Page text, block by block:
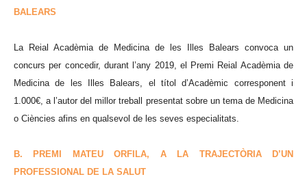
BALEARS
La Reial Acadèmia de Medicina de les Illes Balears convoca un
concurs per concedir, durant l’any 2019, el Premi Reial Acadèmia de
Medicina de les Illes Balears, el títol d’Acadèmic corresponent i
1.000€, a l’autor del millor treball presentat sobre un tema de Medicina
o Ciències afins en qualsevol de les seves especialitats.
B. PREMI MATEU ORFILA, A LA TRAJECTÒRIA D’UN
PROFESSIONAL DE LA SALUT